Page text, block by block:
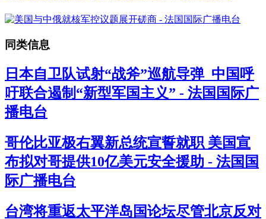
同类信息
日本自卫队试射“战斧”巡航导弹 中国呼
吁联合遏制“新型军国主义” - 法国国际广
播电台
哥伦比亚极右翼新总统宣誓就职 美国宣
布拟对哥提供10亿美元安全援助 - 法国国
际广播电台
台湾将重返太平洋岛国论坛尽管北京反对